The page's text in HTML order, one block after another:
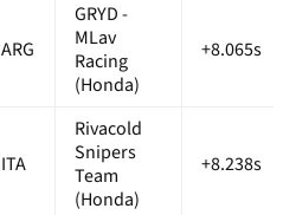
ARG
GRYD -
MLav
Racing
(Honda)
+8.065s
ITA
Rivacold
Snipers
Team
(Honda)
+8.238s